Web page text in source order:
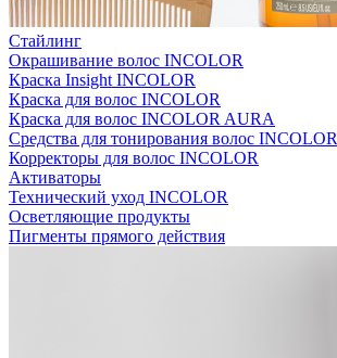
Стайлинг
Окрашивание волос INCOLOR
Краска Insight INCOLOR
Краска для волос INCOLOR
Краска для волос INCOLOR AURA
Средства для тонирования волос INCOLOR
Корректоры для волос INCOLOR
Активаторы
Технический уход INCOLOR
Осветляющие продукты
Пигменты прямого действия